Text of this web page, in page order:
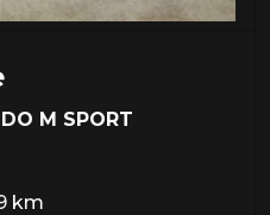
M SPORT
km